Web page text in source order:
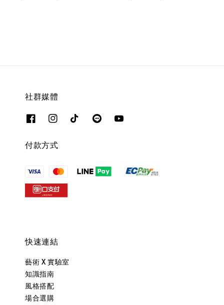
社群媒體
付款方式
快速連結
藝術 X 實驗室
知識指南
風格搭配
場合選購